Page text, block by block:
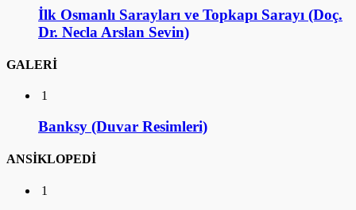
İlk Osmanlı Sarayları ve Topkapı Sarayı (Doç.
Dr. Necla Arslan Sevin)
GALERİ
1
Banksy (Duvar Resimleri)
ANSİKLOPEDİ
1